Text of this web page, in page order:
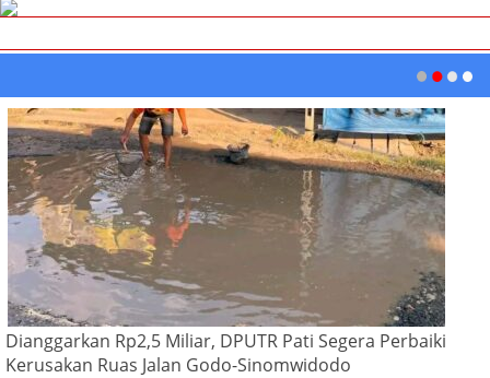
Dianggarkan Rp2,5 Miliar, DPUTR Pati Segera Perbaiki
Kerusakan Ruas Jalan Godo-Sinomwidodo